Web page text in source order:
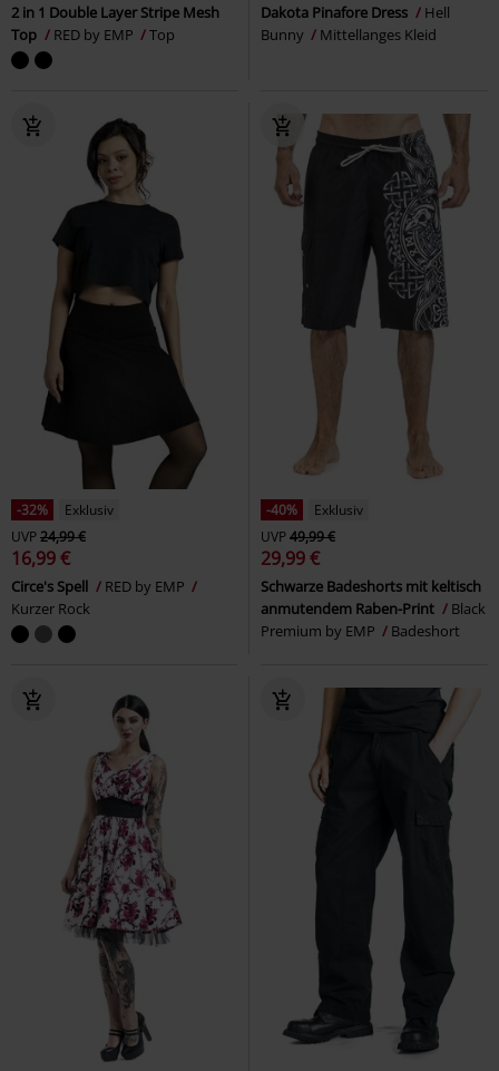
2 in 1 Double Layer Stripe Mesh
Top
RED by EMP Top
Dakota Pinafore Dress
Hell
Bunny
Mittellanges Kleid
-32%
Exklusiv
UVP24,99 €
16,99 €
Circe's Spell
RED by EMP
Kurzer Rock
-40%
Exklusiv
UVP49,99 €
29,99 €
Schwarze Badeshorts mit keltisch
anmutendem Raben-Print
Black
Premium by EMP
Badeshort